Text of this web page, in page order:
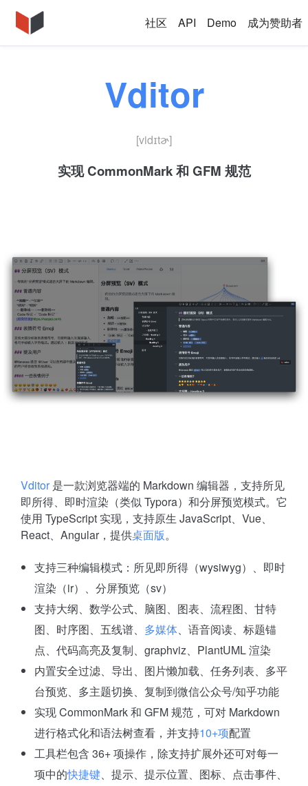
社区 API Demo 成为赞助者
Vditor
[vidɪtɚ]
实现 CommonMark 和 GFM 规范
Vditor 是一款浏览器端的 Markdown 编辑器，支持所见
即所得、即时渲染（类似 Typora）和分屏预览模式。它
使用 TypeScript 实现，支持原生 JavaScript、Vue、
React、Angular，提供桌面版。
支持三种编辑模式：所见即所得（wysiwyg）、即时
渲染（ir）、分屏预览（sv）
支持大纲、数学公式、脑图、图表、流程图、甘特
图、时序图、五线谱、 多媒体、语音阅读、标题锚
点、代码高亮及复制、graphviz、PlantUML 渲染
内置安全过滤、导出、图片懒加载、任务列表、多平
台预览、多主题切换、复制到微信公众号/知乎功能
实现 CommonMark 和 GFM 规范，可对 Markdown
进行格式化和语法树查看，并支持10+项配置
工具栏包含 36+ 项操作，除支持扩展外还可对每一
项中的快捷键、提示、提示位置、图标、点击事件、